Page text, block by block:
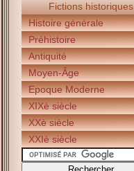
Fictions historiques
Histoire générale
Préhistoire
Antiquité
Moyen-Âge
Epoque Moderne
XIXè siècle
XXè siècle
XXIè siècle